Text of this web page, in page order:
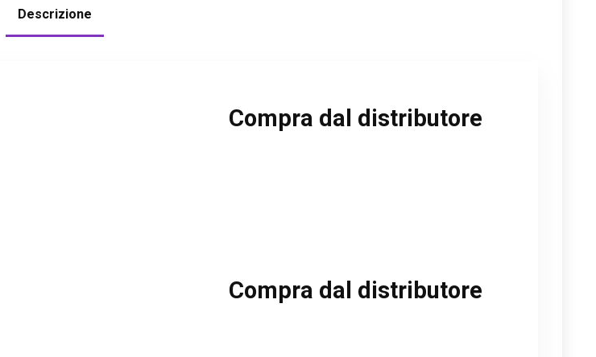
Descrizione
Compra dal distributore
Compra dal distributore